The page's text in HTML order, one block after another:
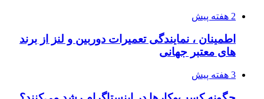
2 هفته پیش
اطمینان ، نمایندگی تعمیرات دوربین و لنز از برند
های معتبر جهانی
3 هفته پیش